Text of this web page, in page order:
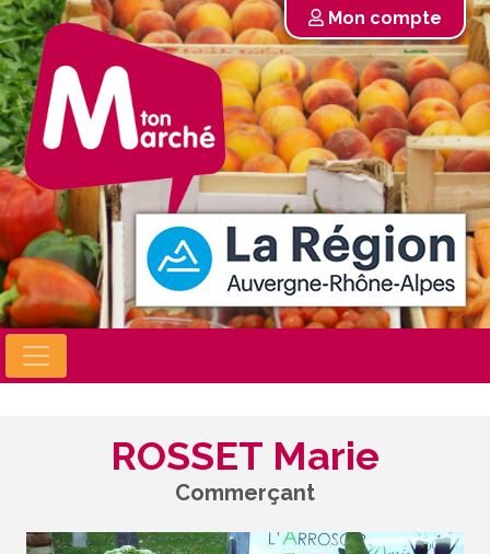
Mon compte
ROSSET Marie
Commerçant